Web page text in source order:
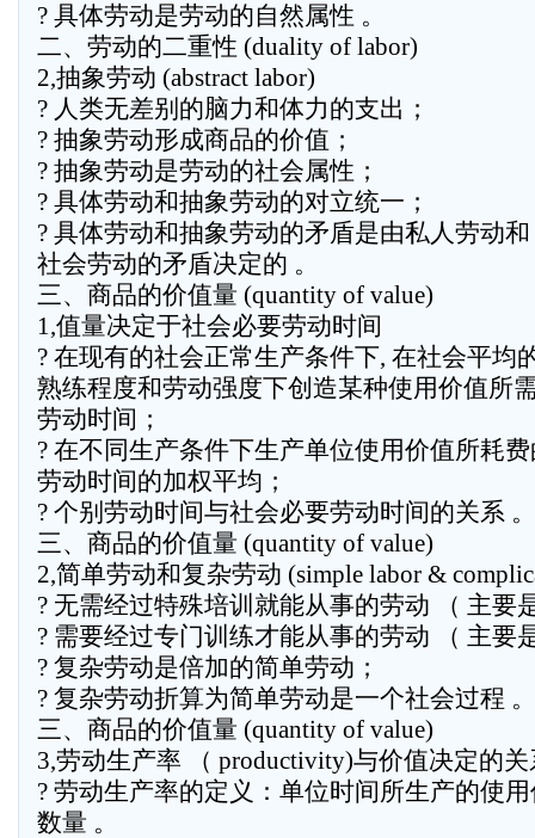
? 具体劳动是劳动的自然属性 。
二、劳动的二重性 (duality of labor)
2,抽象劳动 (abstract labor)
? 人类无差别的脑力和体力的支出；
? 抽象劳动形成商品的价值；
? 抽象劳动是劳动的社会属性；
? 具体劳动和抽象劳动的对立统一；
? 具体劳动和抽象劳动的矛盾是由私人劳动和
社会劳动的矛盾决定的 。
三、商品的价值量 (quantity of value)
1,值量决定于社会必要劳动时间
? 在现有的社会正常生产条件下, 在社会平均
熟练程度和劳动强度下创造某种使用价值所
劳动时间；
? 在不同生产条件下生产单位使用价值所耗
劳动时间的加权平均；
? 个别劳动时间与社会必要劳动时间的关系 。
三、商品的价值量 (quantity of value)
2,简单劳动和复杂劳动 (simple labor &
? 无需经过特殊培训就能从事的劳动 （ 主要
? 需要经过专门训练才能从事的劳动 （ 主要
? 复杂劳动是倍加的简单劳动；
? 复杂劳动折算为简单劳动是一个社会过程 。
三、商品的价值量 (quantity of value)
3,劳动生产率 （ productivity)与价值决定的关
? 劳动生产率的定义：单位时间所生产的使
数量 。